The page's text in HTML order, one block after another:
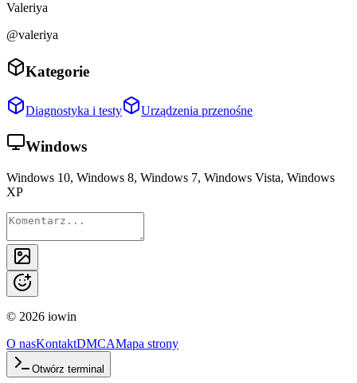
Valeriya
@valeriya
Kategorie
Diagnostyka i testy Urządzenia przenośne
Windows
Windows 10, Windows 8, Windows 7, Windows Vista, Windows
XP
© 2026 iowin
O nasKontaktDMCAMapa strony
Otwórz terminal